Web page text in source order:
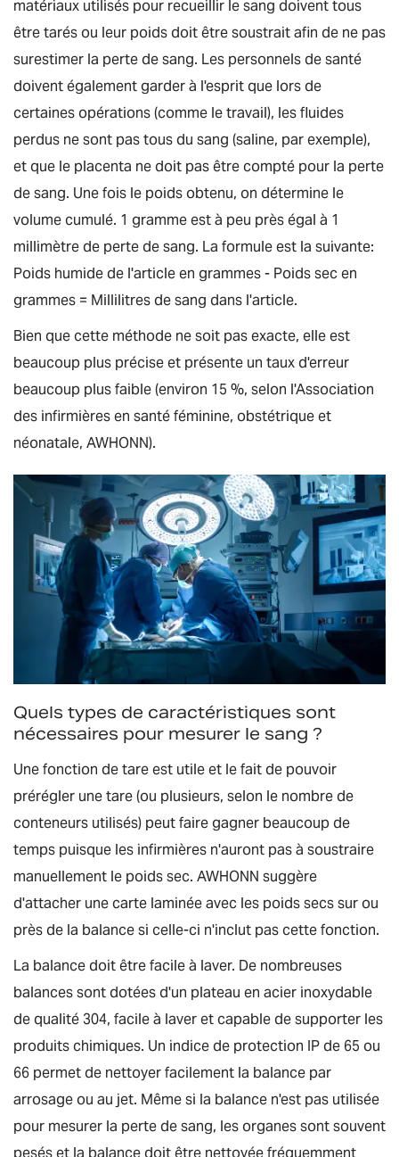
matériaux utilisés pour recueillir le sang doivent tous
être tarés ou leur poids doit être soustrait afin de ne pas
surestimer la perte de sang. Les personnels de santé
doivent également garder à l'esprit que lors de
certaines opérations (comme le travail), les fluides
perdus ne sont pas tous du sang (saline, par exemple),
et que le placenta ne doit pas être compté pour la perte
de sang. Une fois le poids obtenu, on détermine le
volume cumulé. 1 gramme est à peu près égal à 1
millimètre de perte de sang. La formule est la suivante:
Poids humide de l'article en grammes - Poids sec en
grammes = Millilitres de sang dans l'article.
Bien que cette méthode ne soit pas exacte, elle est
beaucoup plus précise et présente un taux d'erreur
beaucoup plus faible (environ 15 %, selon l'Association
des infirmières en santé féminine, obstétrique et
néonatale, AWHONN).
Quels types de caractéristiques sont
nécessaires pour mesurer le sang ?
Une fonction de tare est utile et le fait de pouvoir
prérégler une tare (ou plusieurs, selon le nombre de
conteneurs utilisés) peut faire gagner beaucoup de
temps puisque les infirmières n'auront pas à soustraire
manuellement le poids sec. AWHONN suggère
d'attacher une carte laminée avec les poids secs sur ou
près de la balance si celle-ci n'inclut pas cette fonction.
La balance doit être facile à laver. De nombreuses
balances sont dotées d'un plateau en acier inoxydable
de qualité 304, facile à laver et capable de supporter les
produits chimiques. Un indice de protection IP de 65 ou
66 permet de nettoyer facilement la balance par
arrosage ou au jet. Même si la balance n'est pas utilisée
pour mesurer la perte de sang, les organes sont souvent
pesés et la balance doit être nettoyée fréquemment